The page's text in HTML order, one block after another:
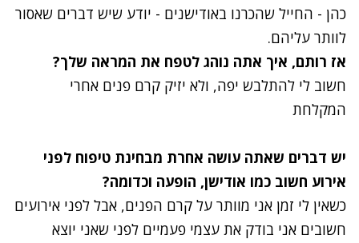
כהן - החייל שהכרנו באודישנים - יודע שיש דברים שאסור
לוותר עליהם.
אז רותם, איך אתה נוהג לטפח את המראה שלך?
חשוב לי להתלבש יפה, ולא יזיק קרם פנים אחרי
המקלחת
יש דברים שאתה עושה אחרת מבחינת טיפוח לפני
אירוע חשוב כמו אודישן, הופעה וכדומה?
כשאין לי זמן אני מוותר על קרם הפנים, אבל לפני אירועים
חשובים אני בודק את עצמי פעמיים לפני שאני יוצא